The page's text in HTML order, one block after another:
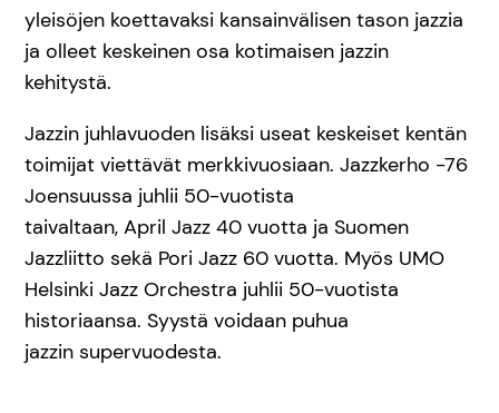
yleisöjen koettavaksi kansainvälisen tason jazzia
ja olleet keskeinen osa kotimaisen jazzin
kehitystä.
Jazzin juhlavuoden lisäksi useat keskeiset kentän
toimijat viettävät merkkivuosiaan. Jazzkerho -76
Joensuussa juhlii 50-vuotista
taivaltaan, April Jazz 40 vuotta ja Suomen
Jazzliitto sekä Pori Jazz 60 vuotta. Myös UMO
Helsinki Jazz Orchestra juhlii 50-vuotista
historiaansa. Syystä voidaan puhua
jazzin supervuodesta.